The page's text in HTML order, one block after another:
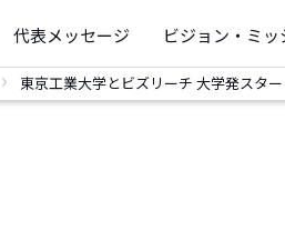
代表メッセージ ビジョン・ミッ
東京工業大学とビズリーチ 大学発スタ